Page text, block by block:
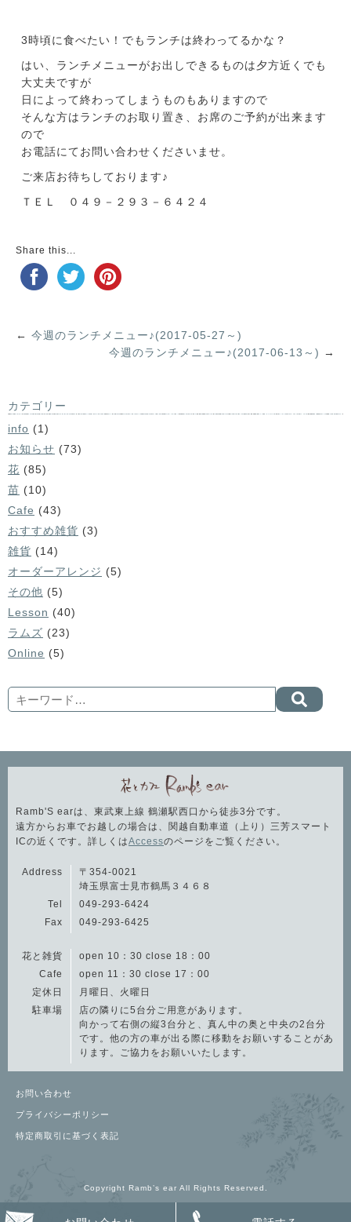
3時頃に食べたい！でもランチは終わってるかな？
はい、ランチメニューがお出しできるものは夕方近くでも
大丈夫ですが
日によって終わってしまうものもありますので
そんな方はランチのお取り置き、お席のご予約が出来ます
ので
お電話にてお問い合わせくださいませ。
ご来店お待ちしております♪
ＴＥＬ ０４９－２９３－６４２４
Share this...
← 今週のランチメニュー♪(2017-05-27～)
今週のランチメニュー♪(2017-06-13～) →
カテゴリー
info (1)
お知らせ (73)
花 (85)
苗 (10)
Cafe (43)
おすすめ雑貨 (3)
雑貨 (14)
オーダーアレンジ (5)
その他 (5)
Lesson (40)
ラムズ (23)
Online (5)
Search
Ramb'S earは、東武東上線 鶴瀬駅西口から徒歩3分です。
遠方からお車でお越しの場合は、関越自動車道（上り）三芳スマート
ICの近くです。詳しくはAccessのページをご覧ください。
Address
〒354-0021
埼玉県富士見市鶴馬３４６８
Tel
049-293-6424
Fax
049-293-6425
花と雑貨
open 10：30 close 18：00
Cafe
open 11：30 close 17：00
定休日
月曜日、火曜日
駐車場
店の隣りに5台分ご用意があります。
向かって右側の縦3台分と、真ん中の奥と中央の2台分
です。他の方の車が出る際に移動をお願いすることがあ
ります。ご協力をお願いいたします。
お問い合わせ
プライバシーポリシー
特定商取引に基づく表記
Copyright Ramb’s ear All Rights Reserved.